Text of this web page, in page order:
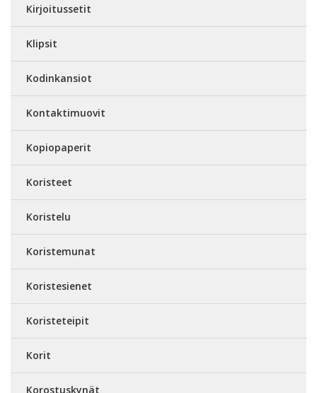
Kirjoitussetit
Klipsit
Kodinkansiot
Kontaktimuovit
Kopiopaperit
Koristeet
Koristelu
Koristemunat
Koristesienet
Koristeteipit
Korit
Korostuskynät